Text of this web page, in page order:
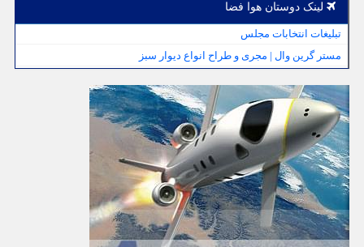
لینک دوستان هوا فضا
تبلیغات انتخابات مجلس
مستر گرین وال | مجری و طراح انواع دیوار سبز